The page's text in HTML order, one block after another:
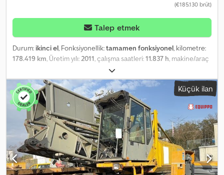
(€185.130 brüt)
Talep etmek
Durum: ikinci el, Fonksiyonellik:tamamen fonksiyonel, kilometre:
178.419 km, Üretim yılı:2011, çalışma saatleri:11.837 h, makine/araç
ABS, araç içi bilgisayar,
ayarlanabilir bom, ek farlar, her tahrikli, kabin, klima, tır çekici
bağlantısı, vinç, çekiş kontrolü, Liebherr Vinç - model LTM 1050-
3.1 Kullanım amacı: inşaat Crsdexdcr Ijpfx Aczjf Çekiş: tekerlekli Boş
ağırlık: 39.500 kg Kaldırma kapasitesi: 50.000 kg
Küçük ilan